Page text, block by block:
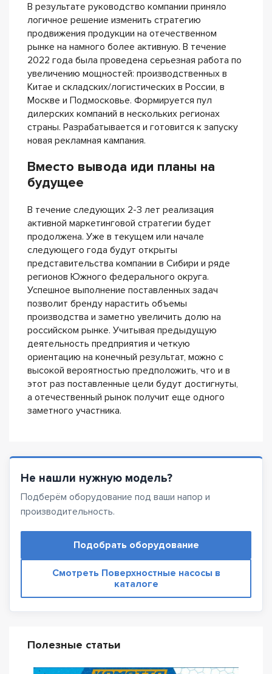
В результате руководство компании приняло
логичное решение изменить стратегию
продвижения продукции на отечественном
рынке на намного более активную. В течение
2022 года была проведена серьезная работа по
увеличению мощностей: производственных в
Китае и складских/логистических в России, в
Москве и Подмосковье. Формируется пул
дилерских компаний в нескольких регионах
страны. Разрабатывается и готовится к запуску
новая рекламная кампания.
Вместо вывода иди планы на
будущее
В течение следующих 2-3 лет реализация
активной маркетинговой стратегии будет
продолжена. Уже в текущем или начале
следующего года будут открыты
представительства компании в Сибири и ряде
регионов Южного федерального округа.
Успешное выполнение поставленных задач
позволит бренду нарастить объемы
производства и заметно увеличить долю на
российском рынке. Учитывая предыдущую
деятельность предприятия и четкую
ориентацию на конечный результат, можно с
высокой вероятностью предположить, что и в
этот раз поставленные цели будут достигнуты,
а отечественный рынок получит еще одного
заметного участника.
Не нашли нужную модель?
Подберём оборудование под ваши напор и
производительность.
Подобрать оборудование
Смотреть Поверхностные насосы в
каталоге
Полезные статьи